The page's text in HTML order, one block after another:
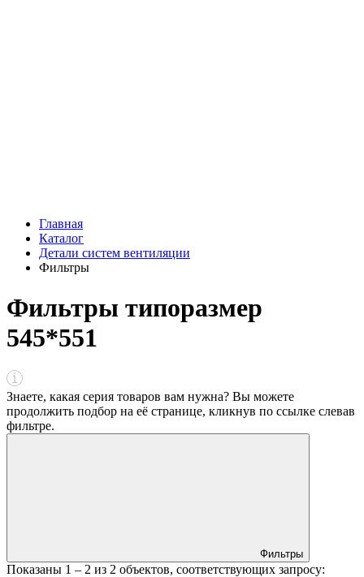
Главная
Каталог
Детали систем вентиляции
Фильтры
Фильтры типоразмер
545*551
Знаете, какая серия товаров вам нужна? Вы можете
продолжить подбор на её странице, кликнув по ссылке слевав
фильтре.
Фильтры
Показаны 1 – 2 из 2 объектов, соответствующих запросу: